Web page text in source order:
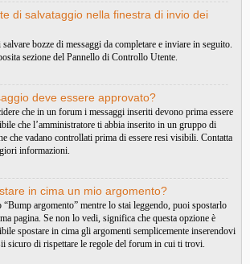
di salvataggio nella finestra di invio dei
bozze di messaggi da completare e inviare in seguito.
sezione del Pannello di Controllo Utente.
deve essere approvato?
che in un forum i messaggi inseriti devono prima essere
che l’amministratore ti abbia inserito in un gruppo di
che vadano controllati prima di essere resi visibili. Contatta
informazioni.
in cima un mio argomento?
argomento” mentre lo stai leggendo, puoi spostarlo
pagina. Se non lo vedi, significa che questa opzione è
spostare in cima gli argomenti semplicemente inserendovi
sicuro di rispettare le regole del forum in cui ti trovi.